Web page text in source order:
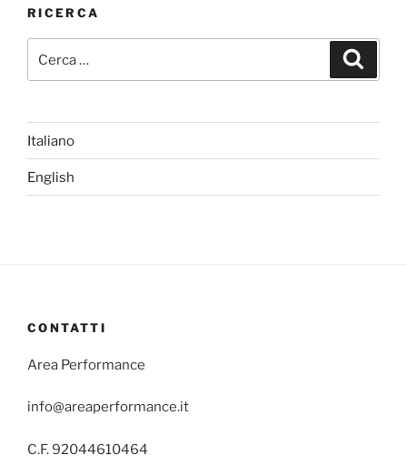
RICERCA
Italiano
English
CONTATTI
Area Performance
info@areaperformance.it
C.F. 92044610464